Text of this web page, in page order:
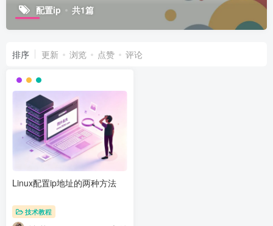
配置ip 共1篇
排序 更新 浏览 点赞 评论
Linux配置ip地址的两种方法
技术教程